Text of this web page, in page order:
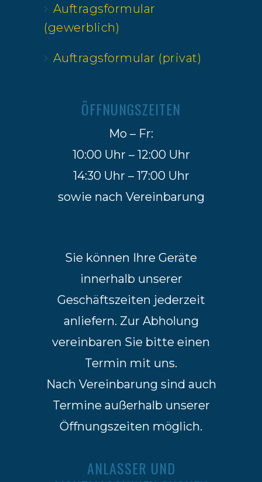
Auftragsformular
(gewerblich)
Auftragsformular (privat)
ÖFFNUNGSZEITEN
Mo – Fr:
10:00 Uhr – 12:00 Uhr
14:30 Uhr – 17:00 Uhr
sowie nach Vereinbarung
Sie können Ihre Geräte
innerhalb unserer
Geschäftszeiten jederzeit
anliefern. Zur Abholung
vereinbaren Sie bitte einen
Termin mit uns.
Nach Vereinbarung sind auch
Termine außerhalb unserer
Öffnungszeiten möglich.
ANLASSER UND